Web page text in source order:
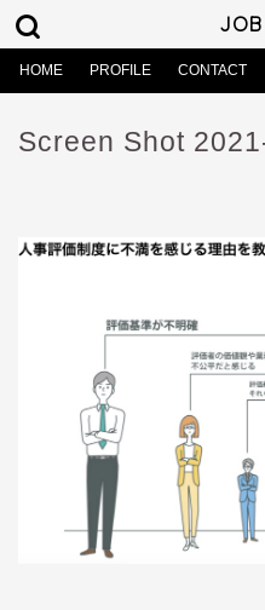
JOB
HOME PROFILE CONTACT
Screen Shot